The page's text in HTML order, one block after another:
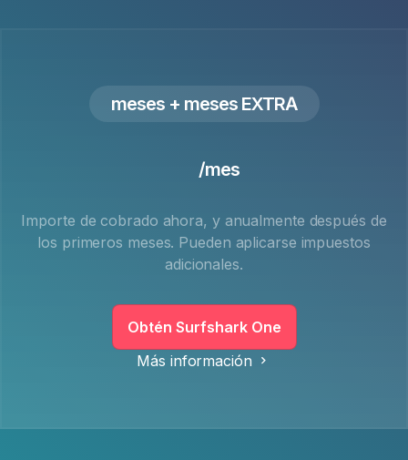
meses + meses EXTRA
/mes
Importe decobrado ahora, y anualmente después de
los primeros meses. Pueden aplicarse impuestos
adicionales.
Obtén Surfshark One
Más información